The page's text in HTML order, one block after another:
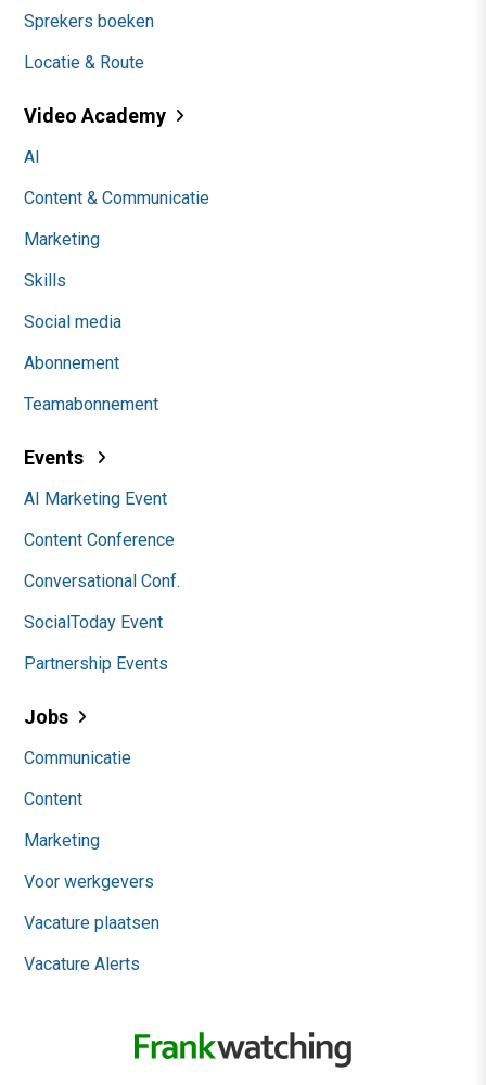
Sprekers boeken
Locatie & Route
Video Academy
AI
Content & Communicatie
Marketing
Skills
Social media
Abonnement
Teamabonnement
Events
AI Marketing Event
Content Conference
Conversational Conf.
SocialToday Event
Partnership Events
Jobs
Communicatie
Content
Marketing
Voor werkgevers
Vacature plaatsen
Vacature Alerts